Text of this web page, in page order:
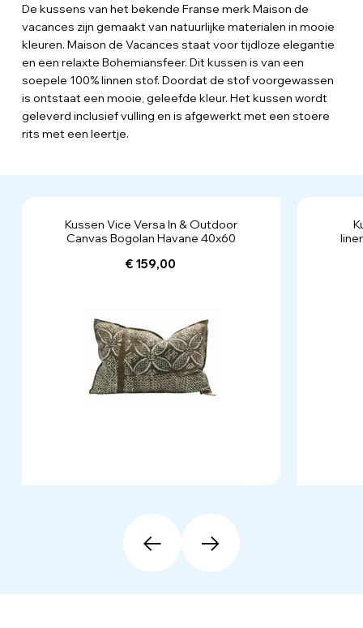
De kussens van het bekende Franse merk Maison de
vacances zijn gemaakt van natuurlijke materialen in mooie
kleuren. Maison de Vacances staat voor tijdloze elegantie
en een relaxte Bohemiansfeer. Dit kussen is van een
soepele 100% linnen stof. Doordat de stof voorgewassen
is ontstaat een mooie, geleefde kleur. Het kussen wordt
geleverd inclusief vulling en is afgewerkt met een stoere
rits met een leertje.
Kussen Vice Versa In & Outdoor
Canvas Bogolan Havane 40x60
€ 159,00